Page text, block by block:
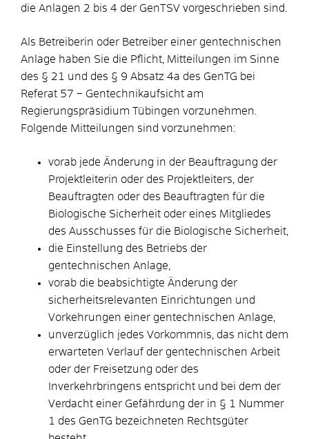
die Anlagen 2 bis 4 der GenTSV vorgeschrieben sind.
Als Betreiberin oder Betreiber einer gentechnischen
Anlage haben Sie die Pflicht, Mitteilungen im Sinne
des § 21 und des § 9 Absatz 4a des GenTG bei
Referat 57 – Gentechnikaufsicht am
Regierungspräsidium Tübingen vorzunehmen.
Folgende Mitteilungen sind vorzunehmen:
vorab jede Änderung in der Beauftragung der
Projektleiterin oder des Projektleiters, der
Beauftragten oder des Beauftragten für die
Biologische Sicherheit oder eines Mitgliedes
des Ausschusses für die Biologische Sicherheit,
die Einstellung des Betriebs der
gentechnischen Anlage,
vorab die beabsichtigte Änderung der
sicherheitsrelevanten Einrichtungen und
Vorkehrungen einer gentechnischen Anlage,
unverzüglich jedes Vorkommnis, das nicht dem
erwarteten Verlauf der gentechnischen Arbeit
oder der Freisetzung oder des
Inverkehrbringens entspricht und bei dem der
Verdacht einer Gefährdung der in § 1 Nummer
1 des GenTG bezeichneten Rechtsgüter